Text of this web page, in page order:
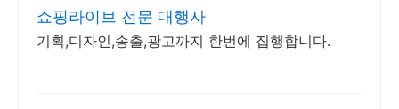
쇼핑라이브 전문 대행사
기획,디자인,송출,광고까지 한번에 집행합니다.